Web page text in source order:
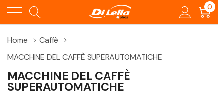
0
Home
Caffè
MACCHINE DEL CAFFÈ SUPERAUTOMATICHE
MACCHINE DEL CAFFÈ
SUPERAUTOMATICHE